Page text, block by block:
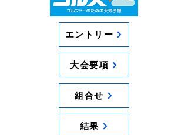
エントリー
大会要項
組合せ
結果